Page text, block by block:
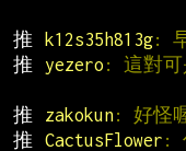
推
k12s35h813g:
推
yezero : 這對可
推
zakokun: 好怪
推
CactusFlower :